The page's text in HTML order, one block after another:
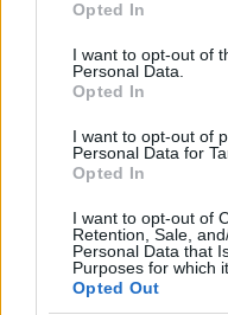
use your data for below
consent section.
Opted In
I want to opt-out of
Personal Data.
Opted In
I want to opt-out of
Personal Data for
Opted In
I want to opt-out of
Retention, Sale,
Personal Data that
Purposes for which
Opted Out